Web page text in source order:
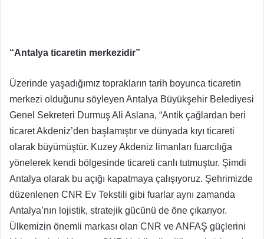
“Antalya ticaretin merkezidir”
Üzerinde yaşadığımız toprakların tarih boyunca ticaretin
merkezi olduğunu söyleyen Antalya Büyükşehir Belediyesi
Genel Sekreteri Durmuş Ali Aslana, “Antik çağlardan beri
ticaret Akdeniz’den başlamıştır ve dünyada kıyı ticareti
olarak büyümüştür. Kuzey Akdeniz limanları fuarcılığa
yönelerek kendi bölgesinde ticareti canlı tutmuştur. Şimdi
Antalya olarak bu açığı kapatmaya çalışıyoruz. Şehrimizde
düzenlenen CNR Ev Tekstili gibi fuarlar aynı zamanda
Antalya’nın lojistik, stratejik gücünü de öne çıkarıyor.
Ülkemizin önemli markası olan CNR ve ANFAŞ güçlerini